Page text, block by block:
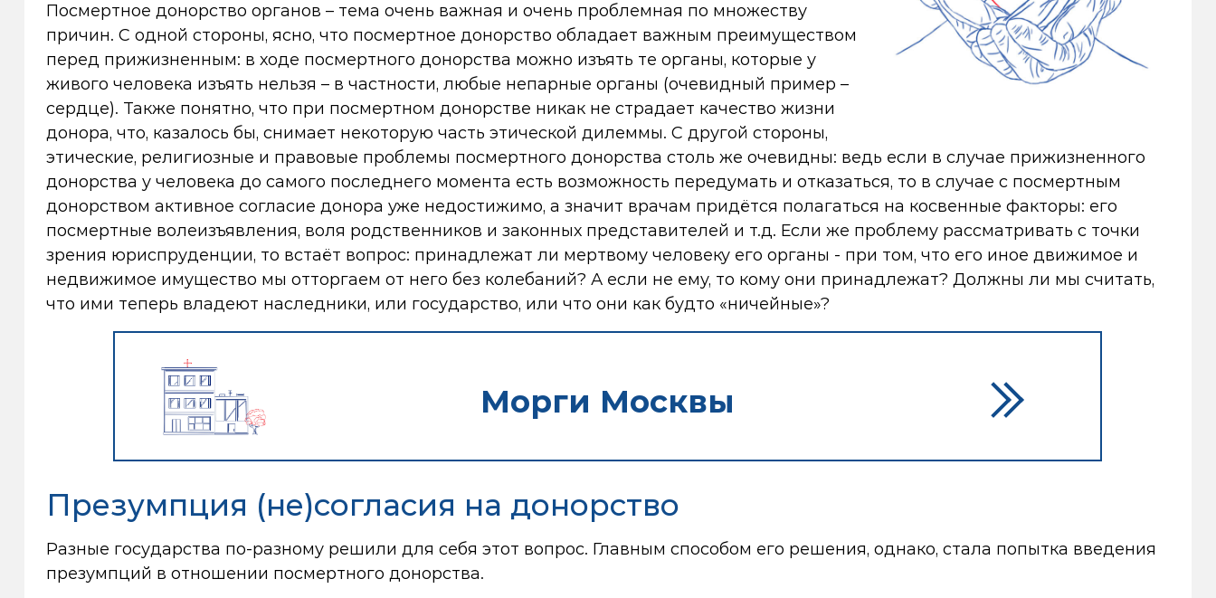
Посмертное донорство органов – тема очень важная и очень проблемная по множеству
причин. С одной стороны, ясно, что посмертное донорство обладает важным преимуществом
перед прижизненным: в ходе посмертного донорства можно изъять те органы, которые у
живого человека изъять нельзя – в частности, любые непарные органы (очевидный пример –
сердце). Также понятно, что при посмертном донорстве никак не страдает качество жизни
донора, что, казалось бы, снимает некоторую часть этической дилеммы. С другой стороны,
этические, религиозные и правовые проблемы посмертного донорства столь же очевидны: ведь если в случае прижизненного
донорства у человека до самого последнего момента есть возможность передумать и отказаться, то в случае с посмертным
донорством активное согласие донора уже недостижимо, а значит врачам придётся полагаться на косвенные факторы: его
посмертные волеизъявления, воля родственников и законных представителей и т.д. Если же проблему рассматривать с точки
зрения юриспруденции, то встаёт вопрос: принадлежат ли мертвому человеку его органы - при том, что его иное движимое и
недвижимое имущество мы отторгаем от него без колебаний? А если не ему, то кому они принадлежат? Должны ли мы считать,
что ими теперь владеют наследники, или государство, или что они как будто «ничейные»?
Морги Москвы
Презумпция (не)согласия на донорство
Разные государства по-разному решили для себя этот вопрос. Главным способом его решения, однако, стала попытка введения
презумпций в отношении посмертного донорства.